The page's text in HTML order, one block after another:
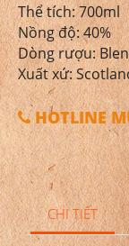
Thể tích: 700ml
Nồng độ: 40%
Dòng rượu:
Xuất xứ:
HOTLINE
CHI TIẾT